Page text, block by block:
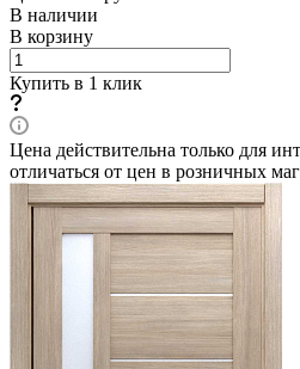
В наличии
В корзину
Купить в 1 клик
Цена действительна только для
отличаться от цен в розничных